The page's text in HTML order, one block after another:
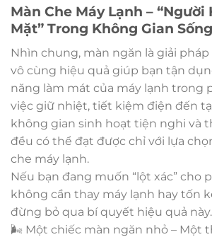
Màn Che Máy Lạnh – “Người
Mặt” Trong Không Gian Sống
Nhìn chung, màn ngăn là giải
vô cùng hiệu quả giúp bạn tận
năng làm mát của máy lạnh trong
việc giữ nhiệt, tiết kiệm điện đến
không gian sinh hoạt tiện nghi và
đều có thể đạt được chỉ với lựa
che máy lạnh.
Nếu bạn đang muốn “lột xác” cho
không cần thay máy lạnh hay tốn
đừng bỏ qua bí quyết hiệu quả này.
🌬️ Một chiếc màn ngăn nhỏ – Một